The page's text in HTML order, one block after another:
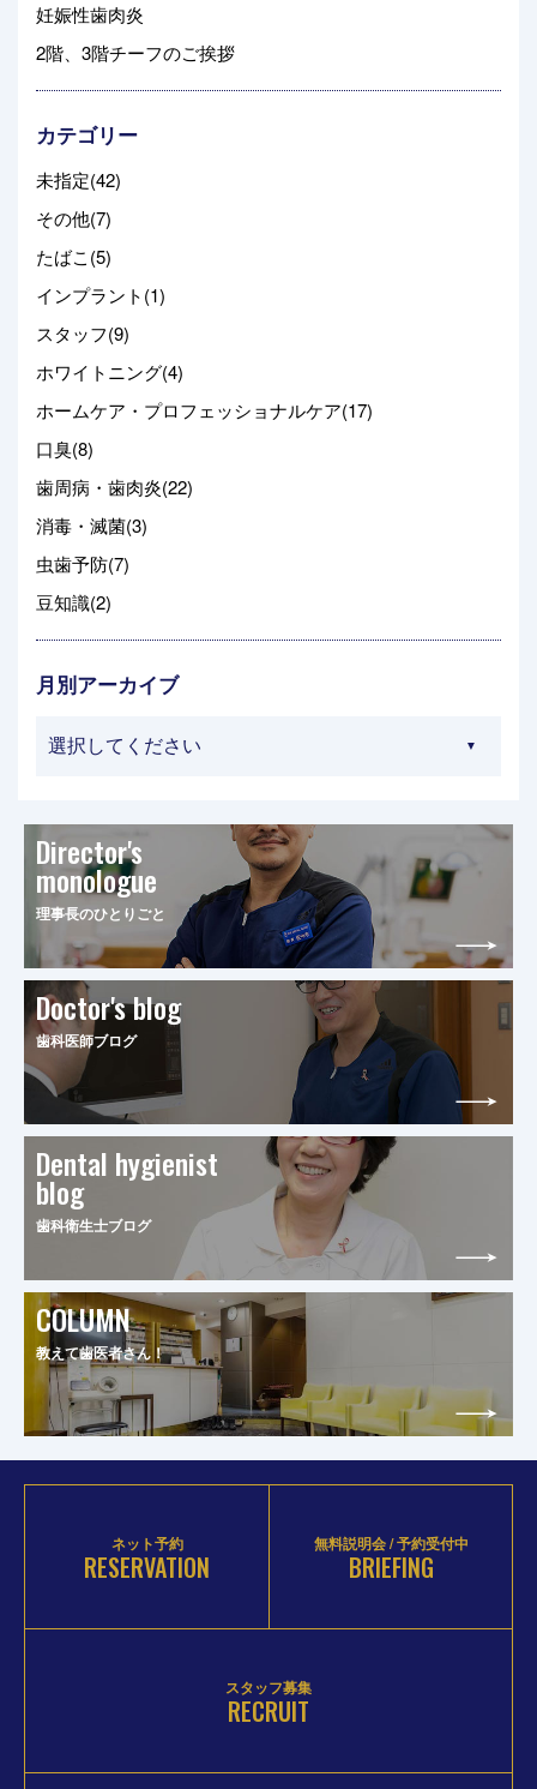
妊娠性歯肉炎
2階、3階チーフのご挨拶
カテゴリー
未指定(42)
その他(7)
たばこ(5)
インプラント(1)
スタッフ(9)
ホワイトニング(4)
ホームケア・プロフェッショナルケア(17)
口臭(8)
歯周病・歯肉炎(22)
消毒・滅菌(3)
虫歯予防(7)
豆知識(2)
月別アーカイブ
Director's
monologue
理事長のひとりごと
Doctor's blog
歯科医師ブログ
Dental hygienist
blog
歯科衛生士ブログ
COLUMN
教えて歯医者さん！
ネット予約
RESERVATION
無料説明会 / 予約受付中
BRIEFING
スタッフ募集
RECRUIT